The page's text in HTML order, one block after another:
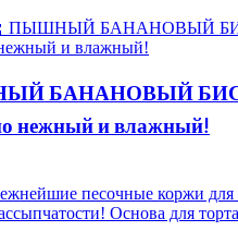
БАНАНОВЫЙ
нежный и влажный!